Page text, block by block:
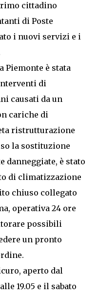
cittadino
di Poste
i nuovi servizi e i
Piemonte è stata
di
causati da un
cariche di
ristrutturazione
la sostituzione
danneggiate, è stato
di climatizzazione
chiuso collegato
operativa 24 ore
possibili
un pronto
aperto dal
19.05 e il sabato